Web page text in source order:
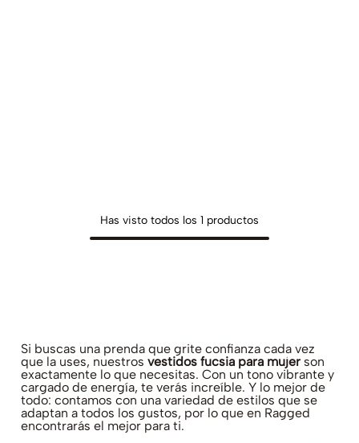
Has visto todos los 1 productos
Si buscas una prenda que grite confianza cada vez
que la uses, nuestrosvestidos fucsia para mujer son
exactamente lo que necesitas. Con un tono vibrante y
cargado de energía, te verás increíble. Y lo mejor de
todo: contamos con una variedad de estilos que se
adaptan a todos los gustos, por lo que en Ragged
encontrarás el mejor para ti.